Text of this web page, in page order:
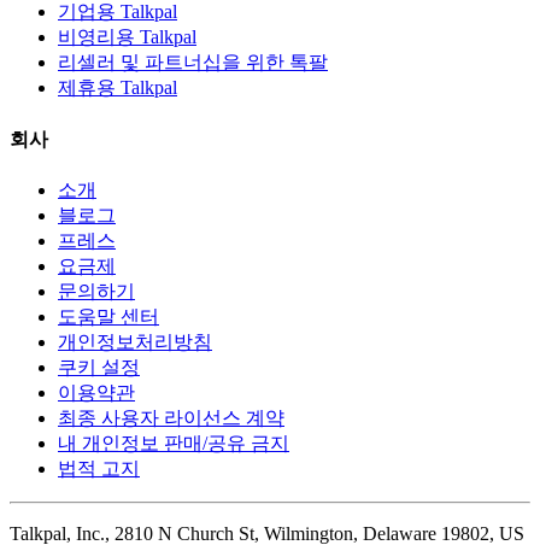
기업용 Talkpal
비영리용 Talkpal
리셀러 및 파트너십을 위한 톡팔
제휴용 Talkpal
회사
소개
블로그
프레스
요금제
문의하기
도움말 센터
개인정보처리방침
쿠키 설정
이용약관
최종 사용자 라이선스 계약
내 개인정보 판매/공유 금지
법적 고지
Talkpal, Inc., 2810 N Church St, Wilmington, Delaware 19802, US